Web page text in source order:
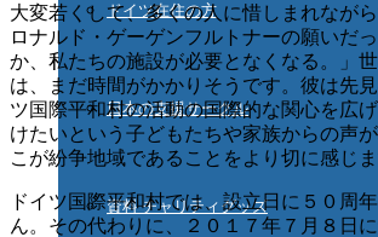
ドイツ在住の方
日本の支援サークル
資料 チャリティグッズ
大変若くして、多くの人に惜しまれなが
ロナルド・ゲーゲンフルトナーの願いだ
か、私たちの施設が必要となくなる。」
は、まだ時間がかかりそうです。彼は先
ツ国際平和村の活動の国際的な関心を広
けたいという子どもたちや家族からの声
こが紛争地域であることをより切に感じま
ドイツ国際平和村では、設立日に５０周
ん。その代わりに、２０１７年７月８日